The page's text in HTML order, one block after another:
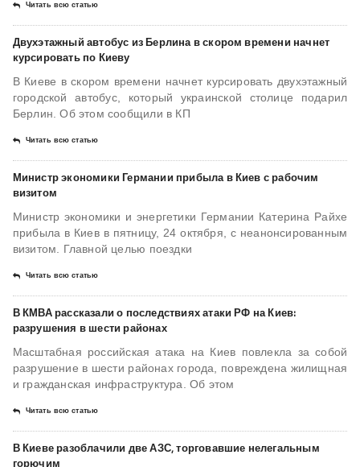
Читать всю статью
Двухэтажный автобус из Берлина в скором времени начнет
курсировать по Киеву
В Киеве в скором времени начнет курсировать двухэтажный
городской автобус, который украинской столице подарил
Берлин. Об этом сообщили в КП
Читать всю статью
Министр экономики Германии прибыла в Киев с рабочим
визитом
Министр экономики и энергетики Германии Катерина Райхе
прибыла в Киев в пятницу, 24 октября, с неанонсированным
визитом. Главной целью поездки
Читать всю статью
В КМВА рассказали о последствиях атаки РФ на Киев:
разрушения в шести районах
Масштабная российская атака на Киев повлекла за собой
разрушение в шести районах города, повреждена жилищная
и гражданская инфраструктура. Об этом
Читать всю статью
В Киеве разоблачили две АЗС, торговавшие нелегальным
горючим